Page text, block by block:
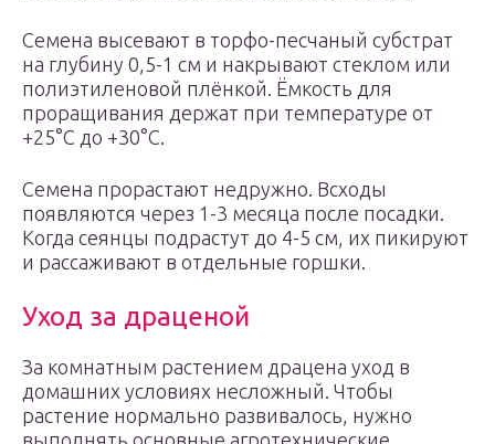
Семена высевают в торфо-песчаный субстрат
на глубину 0,5-1 см и накрывают стеклом или
полиэтиленовой плёнкой. Ёмкость для
проращивания держат при температуре от
+25°С до +30°С.
Семена прорастают недружно. Всходы
появляются через 1-3 месяца после посадки.
Когда сеянцы подрастут до 4-5 см, их пикируют
и рассаживают в отдельные горшки.
Уход за драценой
За комнатным растением драцена уход в
домашних условиях несложный. Чтобы
растение нормально развивалось, нужно
выполнять основные агротехнические